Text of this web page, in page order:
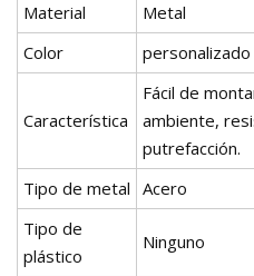
Material
Metal
Color
personalizado
Característica
Fácil de
ambiente,
putrefacción.
Tipo de metal Acero
Tipo de
plástico
Ninguno